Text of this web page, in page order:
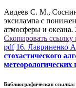
Авдеев С. М.,
эксилампа с
атмосферы и
Скопировать ссылку
pdf 16. Лавриненко
стохастического
метеорологических
Библиографическая ссылка: